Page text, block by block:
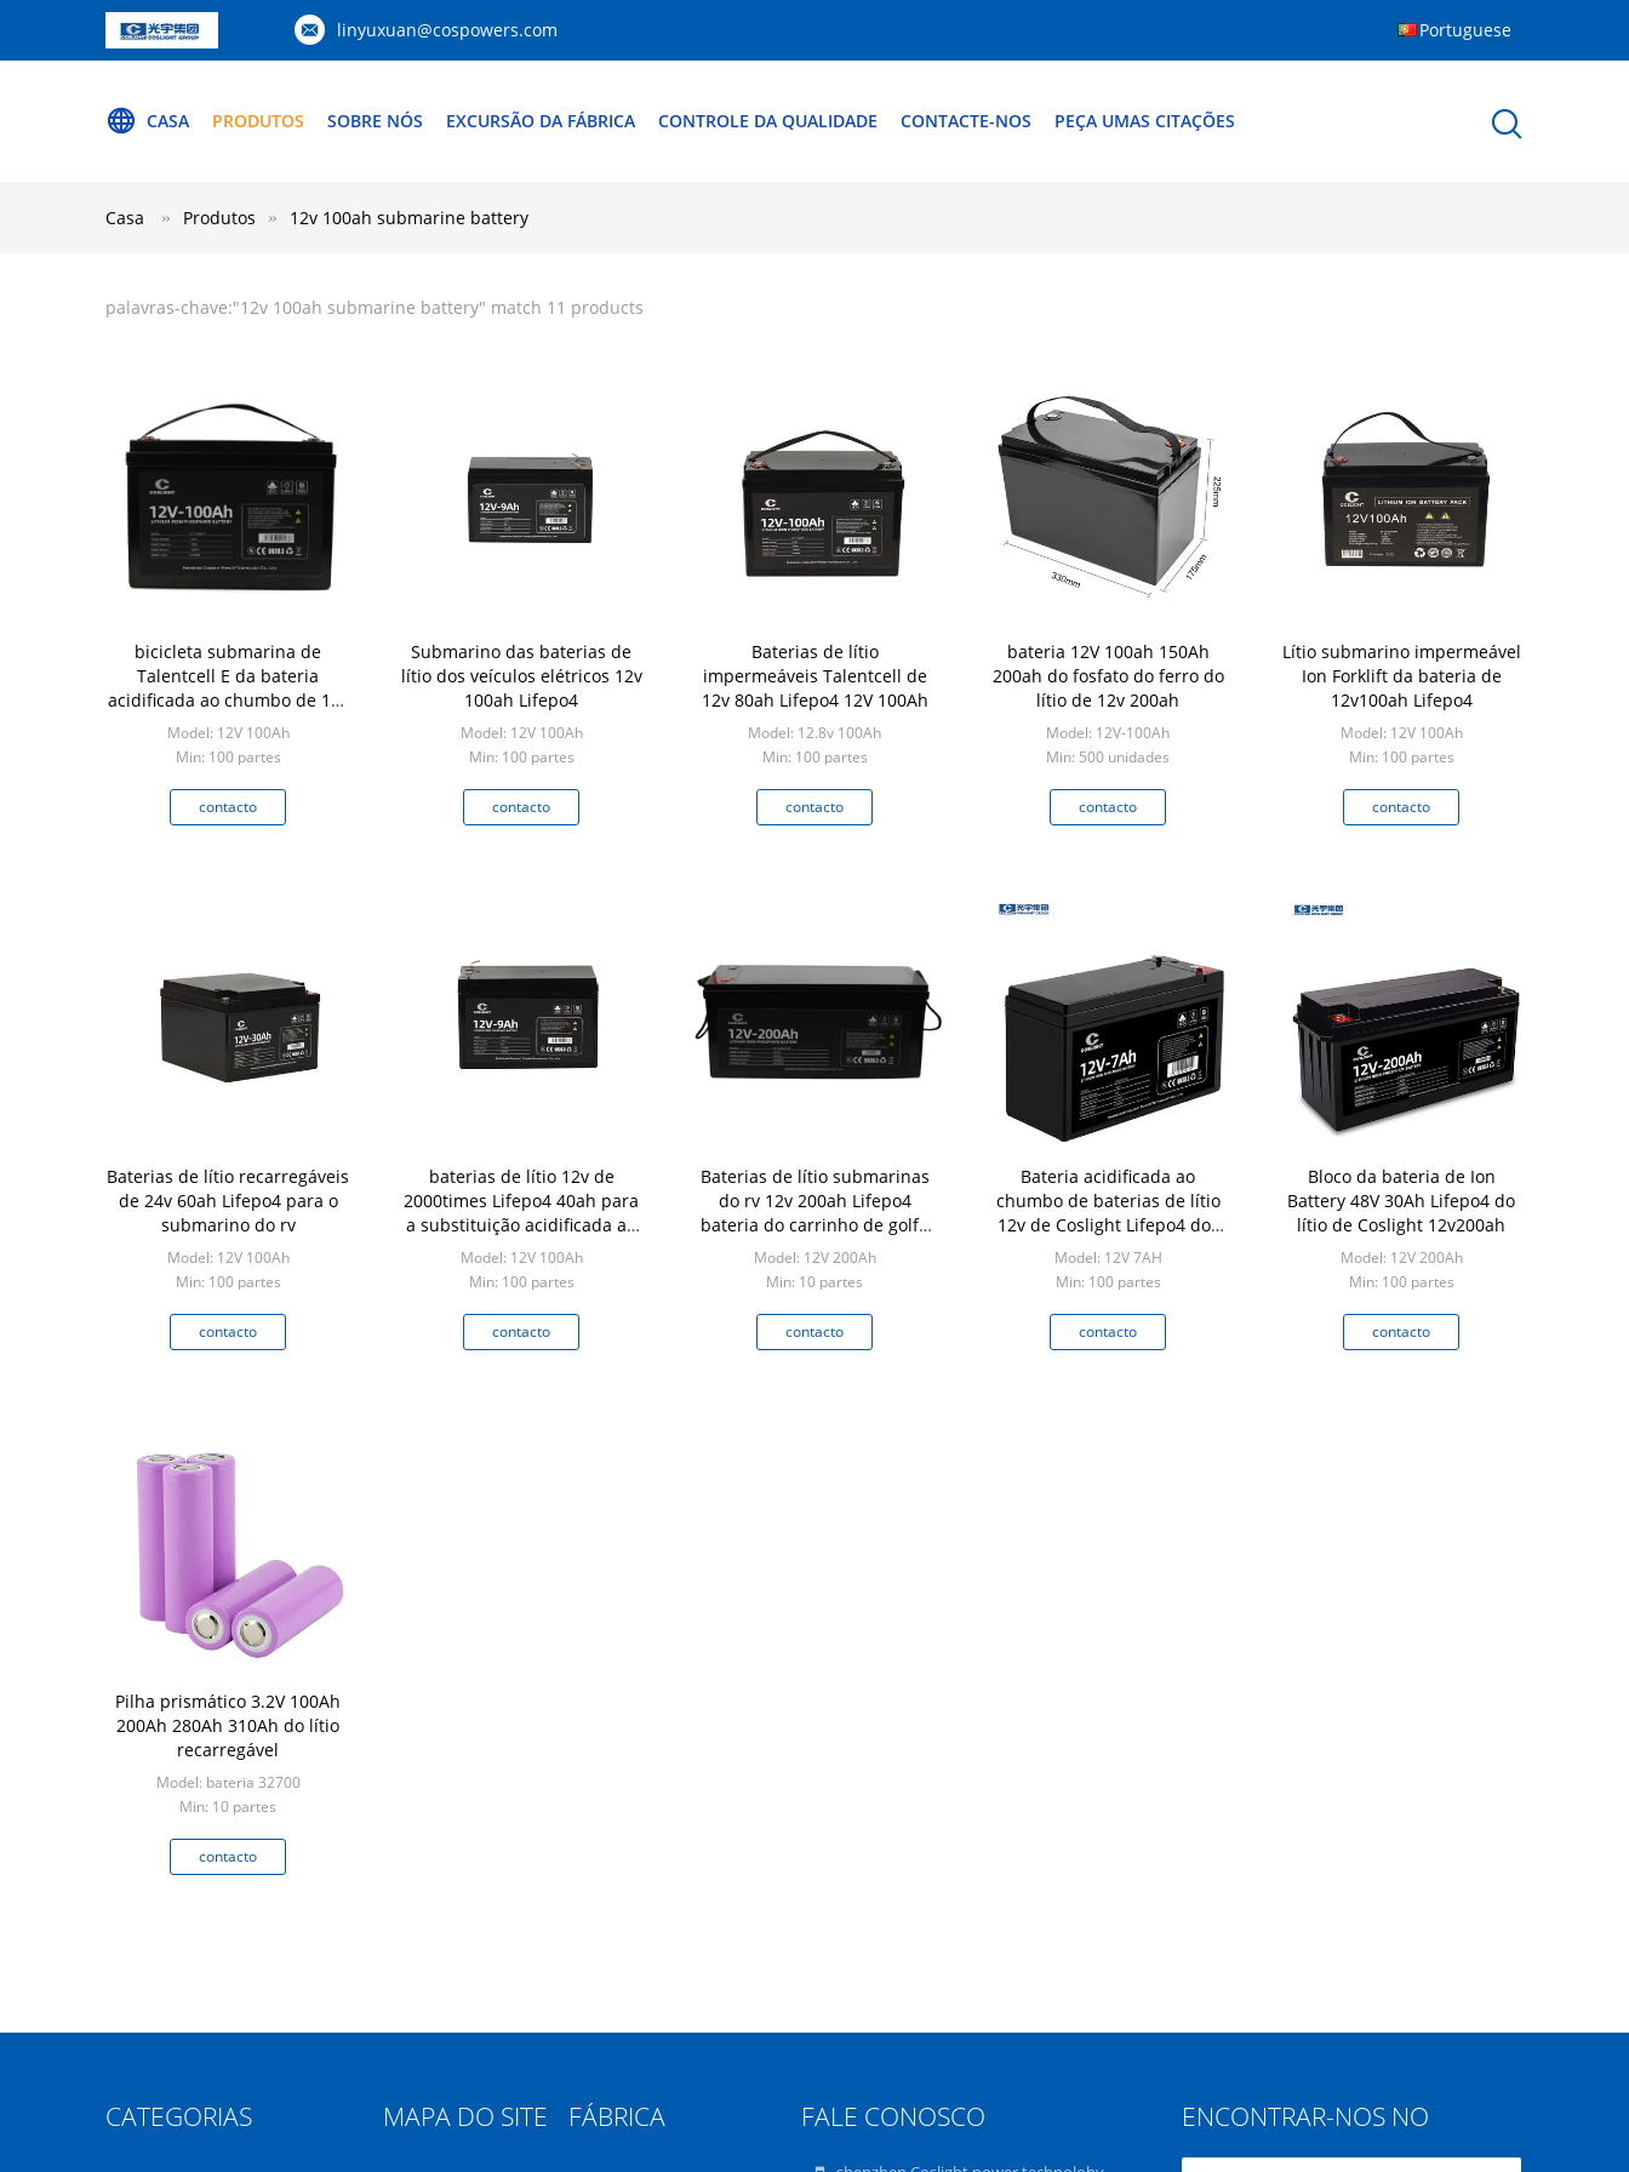
linyuxuan@cospowers.com Portuguese
CASA PRODUTOS SOBRE NÓS EXCURSÃO DA FÁBRICA CONTROLE DA QUALIDADE CONTACTE-NOS PEÇA UMAS CITAÇÕES
Casa Produtos 12v 100ah submarine battery
palavras-chave:"12v 100ah submarine battery" match 11 products
bicicleta submarina de
Talentcell E da bateria
acidificada ao chumbo de 12v
100ah
Model: 12V 100Ah
Min: 100 partes
contacto
Submarino das baterias de
lítio dos veículos elétricos 12v
100ah Lifepo4
Model: 12V 100Ah
Min: 100 partes
contacto
Baterias de lítio
impermeáveis Talentcell de
12v 80ah Lifepo4 12V 100Ah
Model: 12.8v 100Ah
Min: 100 partes
contacto
bateria 12V 100ah 150Ah
200ah do fosfato do ferro do
lítio de 12v 200ah
Model: 12V-100Ah
Min: 500 unidades
contacto
Lítio submarino impermeável
Ion Forklift da bateria de
12v100ah Lifepo4
Model: 12V 100Ah
Min: 100 partes
contacto
Baterias de lítio recarregáveis
de 24v 60ah Lifepo4 para o
submarino do rv
Model: 12V 100Ah
Min: 100 partes
contacto
baterias de lítio 12v de
2000times Lifepo4 40ah para
a substituição acidificada ao
chumbo
Model: 12V 100Ah
Min: 100 partes
contacto
Baterias de lítio submarinas
do rv 12v 200ah Lifepo4
bateria do carrinho de golfe
de 12 volts
Model: 12V 200Ah
Min: 10 partes
contacto
Bateria acidificada ao
chumbo de baterias de lítio
12v de Coslight Lifepo4 dos
aparelhos eletrodomésticos
7ah
Model: 12V 7AH
Min: 100 partes
contacto
Bloco da bateria de Ion
Battery 48V 30Ah Lifepo4 do
lítio de Coslight 12v200ah
Model: 12V 200Ah
Min: 100 partes
contacto
Pilha prismático 3.2V 100Ah
200Ah 280Ah 310Ah do lítio
recarregável
Model: bateria 32700
Min: 10 partes
contacto
CATEGORIAS MAPA DO SITE FÁBRICA FALE CONOSCO ENCONTRAR-NOS NO